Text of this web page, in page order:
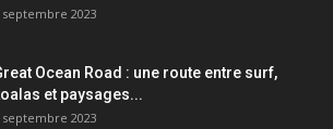
septembre 2023
Ocean Road : une route entre surf,
et paysages...
septembre 2023